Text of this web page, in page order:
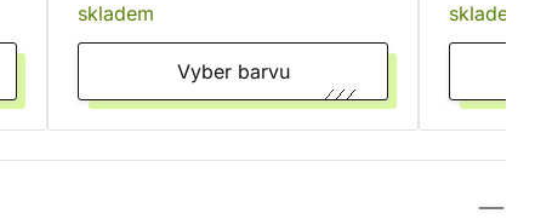
skladem
Vyber barvu
skladem